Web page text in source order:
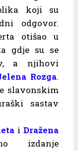
koji su
odgovor.
otišao u
gdje su se
a njihovi
Rozga.
slavonskim
sastav
iDražena
izdanje